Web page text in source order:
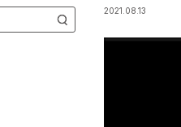
2021.08.13